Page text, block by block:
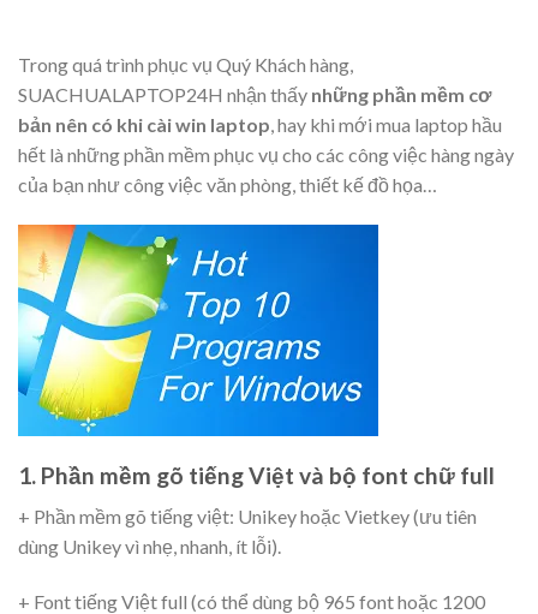
Trong quá trình phục vụ Quý Khách hàng,
SUACHUALAPTOP24H nhận thấy những phần mềm cơ
bản nên có khi cài win laptop, hay khi mới mua laptop hầu
hết là những phần mềm phục vụ cho các công việc hàng ngày
của bạn như công việc văn phòng, thiết kế đồ họa…
1. Phần mềm gõ tiếng Việt và bộ font chữ full
+ Phần mềm gõ tiếng việt: Unikey hoặc Vietkey (ưu tiên
dùng Unikey vì nhẹ, nhanh, ít lỗi).
+ Font tiếng Việt full (có thể dùng bộ 965 font hoặc 1200